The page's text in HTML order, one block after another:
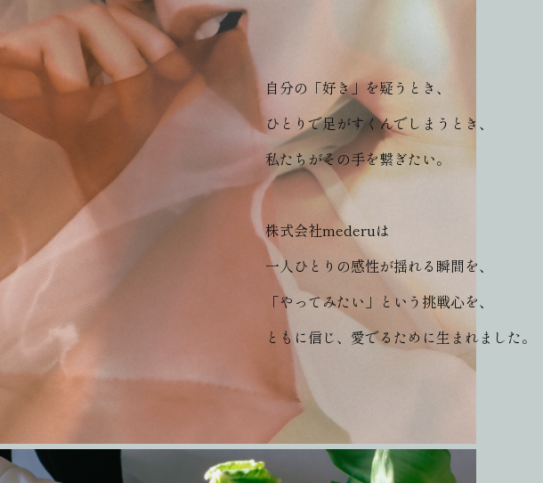
自分の「好き」を疑うとき、
ひとりで足がすくんでしまうとき、
私たちがその手を繋ぎたい。
株式会社mederuは
一人ひとりの感性が揺れる瞬間を、
「やってみたい」という挑戦心を、
ともに信じ、愛でるために生まれました。